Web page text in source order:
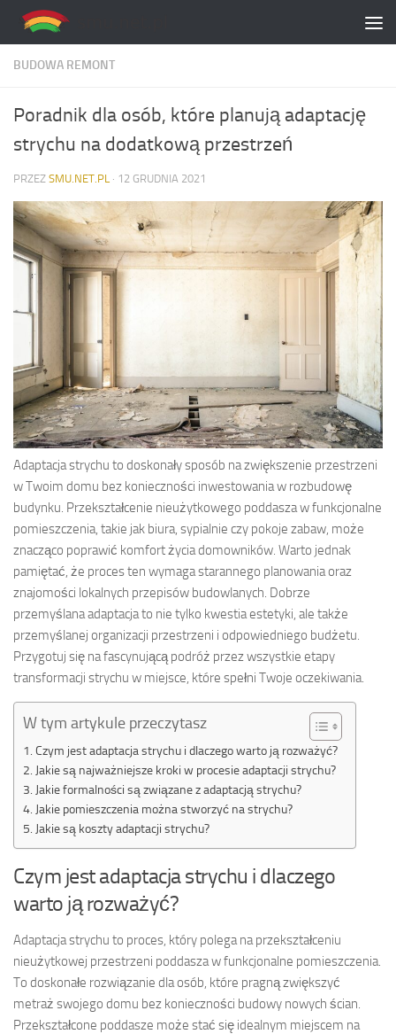
Skip to content
BUDOWA REMONT
Poradnik dla osób, które planują adaptację
strychu na dodatkową przestrzeń
PRZEZ SMU.NET.PL · 12 GRUDNIA 2021
Adaptacja strychu to doskonały sposób na zwiększenie przestrzeni
w Twoim domu bez konieczności inwestowania w rozbudowę
budynku. Przekształcenie nieużytkowego poddasza w funkcjonalne
pomieszczenia, takie jak biura, sypialnie czy pokoje zabaw, może
znacząco poprawić komfort życia domowników. Warto jednak
pamiętać, że proces ten wymaga starannego planowania oraz
znajomości lokalnych przepisów budowlanych. Dobrze
przemyślana adaptacja to nie tylko kwestia estetyki, ale także
przemyślanej organizacji przestrzeni i odpowiedniego budżetu.
Przygotuj się na fascynującą podróż przez wszystkie etapy
transformacji strychu w miejsce, które spełni Twoje oczekiwania.
W tym artykule przeczytasz
Czym jest adaptacja strychu i dlaczego warto ją rozważyć?
Jakie są najważniejsze kroki w procesie adaptacji strychu?
Jakie formalności są związane z adaptacją strychu?
Jakie pomieszczenia można stworzyć na strychu?
Jakie są koszty adaptacji strychu?
Czym jest adaptacja strychu i dlaczego
warto ją rozważyć?
Adaptacja strychu to proces, który polega na przekształceniu
nieużytkowej przestrzeni poddasza w funkcjonalne pomieszczenia.
To doskonałe rozwiązanie dla osób, które pragną zwiększyć
metraż swojego domu bez konieczności budowy nowych ścian.
Przekształcone poddasze może stać się idealnym miejscem na